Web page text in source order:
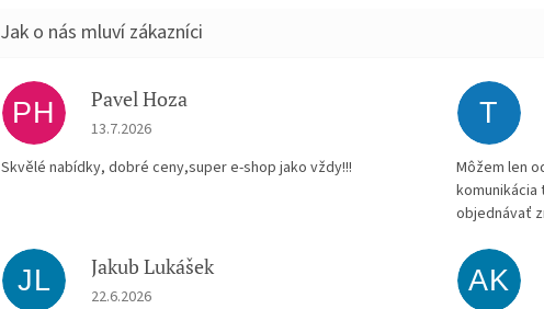
PH Pavel Hoza
Hodnocení obchodu je 5 z 5 hvězdiček.
13.7.2026
Skvělé nabídky, dobré ceny,super e-shop jako vždy!!!
T
Môžem len
komunikácia
objednávať
JL Jakub Lukášek
Hodnocení obchodu je 5 z 5 hvězdiček.
22.6.2026
AK